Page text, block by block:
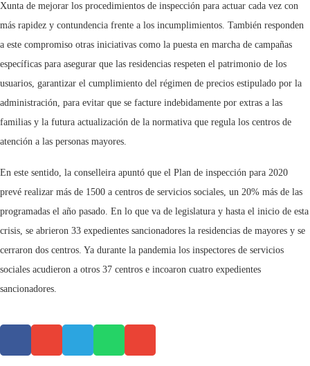
Xunta de mejorar los procedimientos de inspección para actuar cada vez con
más rapidez y contundencia frente a los incumplimientos. También responden
a este compromiso otras iniciativas como la puesta en marcha de campañas
específicas para asegurar que las residencias respeten el patrimonio de los
usuarios, garantizar el cumplimiento del régimen de precios estipulado por la
administración, para evitar que se facture indebidamente por extras a las
familias y la futura actualización de la normativa que regula los centros de
atención a las personas mayores.
En este sentido, la conselleira apuntó que el Plan de inspección para 2020
prevé realizar más de 1500 a centros de servicios sociales, un 20% más de las
programadas el año pasado. En lo que va de legislatura y hasta el inicio de esta
crisis, se abrieron 33 expedientes sancionadores la residencias de mayores y se
cerraron dos centros. Ya durante la pandemia los inspectores de servicios
sociales acudieron a otros 37 centros e incoaron cuatro expedientes
sancionadores.